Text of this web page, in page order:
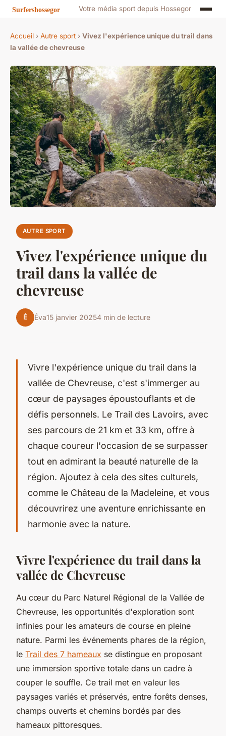
Votre média sport depuis Hossegor
Accueil › Autre sport › Vivez l'expérience unique du trail dans
la vallée de chevreuse
AUTRE SPORT
Vivez l'expérience unique du
trail dans la vallée de
chevreuse
É Éva15 janvier 20254 min de lecture
Vivre l'expérience unique du trail dans la
vallée de Chevreuse, c'est s'immerger au
cœur de paysages époustouflants et de
défis personnels. Le Trail des Lavoirs, avec
ses parcours de 21 km et 33 km, offre à
chaque coureur l'occasion de se surpasser
tout en admirant la beauté naturelle de la
région. Ajoutez à cela des sites culturels,
comme le Château de la Madeleine, et vous
découvrirez une aventure enrichissante en
harmonie avec la nature.
Vivre l'expérience du trail dans la
vallée de Chevreuse
Au cœur du Parc Naturel Régional de la Vallée de
Chevreuse, les opportunités d'exploration sont
infinies pour les amateurs de course en pleine
nature. Parmi les événements phares de la région,
le Trail des 7 hameaux se distingue en proposant
une immersion sportive totale dans un cadre à
couper le souffle. Ce trail met en valeur les
paysages variés et préservés, entre forêts denses,
champs ouverts et chemins bordés par des
hameaux pittoresques.